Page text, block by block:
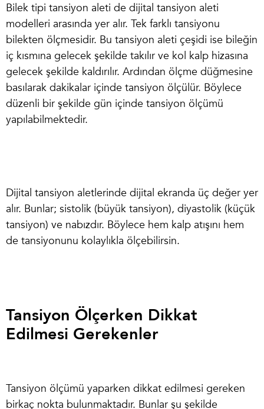
Bilek tipi tansiyon aleti de dijital tansiyon aleti
modelleri arasında yer alır. Tek farklı tansiyonu
bilekten ölçmesidir. Bu tansiyon aleti çeşidi ise bileğin
iç kısmına gelecek şekilde takılır ve kol kalp hizasına
gelecek şekilde kaldırılır. Ardından ölçme düğmesine
basılarak dakikalar içinde tansiyon ölçülür. Böylece
düzenli bir şekilde gün içinde tansiyon ölçümü
yapılabilmektedir.
Dijital tansiyon aletlerinde dijital ekranda üç değer yer
alır. Bunlar; sistolik (büyük tansiyon), diyastolik (küçük
tansiyon) ve nabızdır. Böylece hem kalp atışını hem
de tansiyonunu kolaylıkla ölçebilirsin.
Tansiyon Ölçerken Dikkat
Edilmesi Gerekenler
Tansiyon ölçümü yaparken dikkat edilmesi gereken
birkaç nokta bulunmaktadır. Bunlar şu şekilde